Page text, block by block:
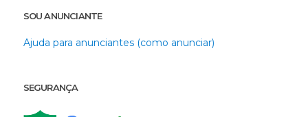
SOU ANUNCIANTE
Ajuda para anunciantes (como anunciar)
SEGURANÇA